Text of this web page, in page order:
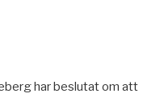
har beslutat om att